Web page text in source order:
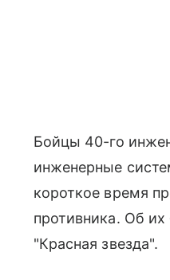
Бойцы 40-го
инженерные
короткое время
противника. Об
"Красная звезда".